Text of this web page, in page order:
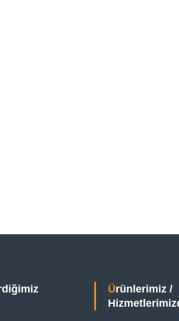
Ürünlerimiz /